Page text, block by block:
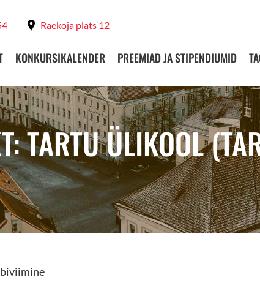
Raekoja plats 12
KONKURSIKALENDER PREEMIAD JA STIPENDIUMID
TARTU ÜLIKOOL